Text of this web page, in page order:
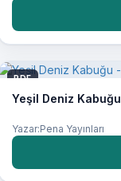
PDF
Yeşil Deniz
Yazar:Pena Yayınları